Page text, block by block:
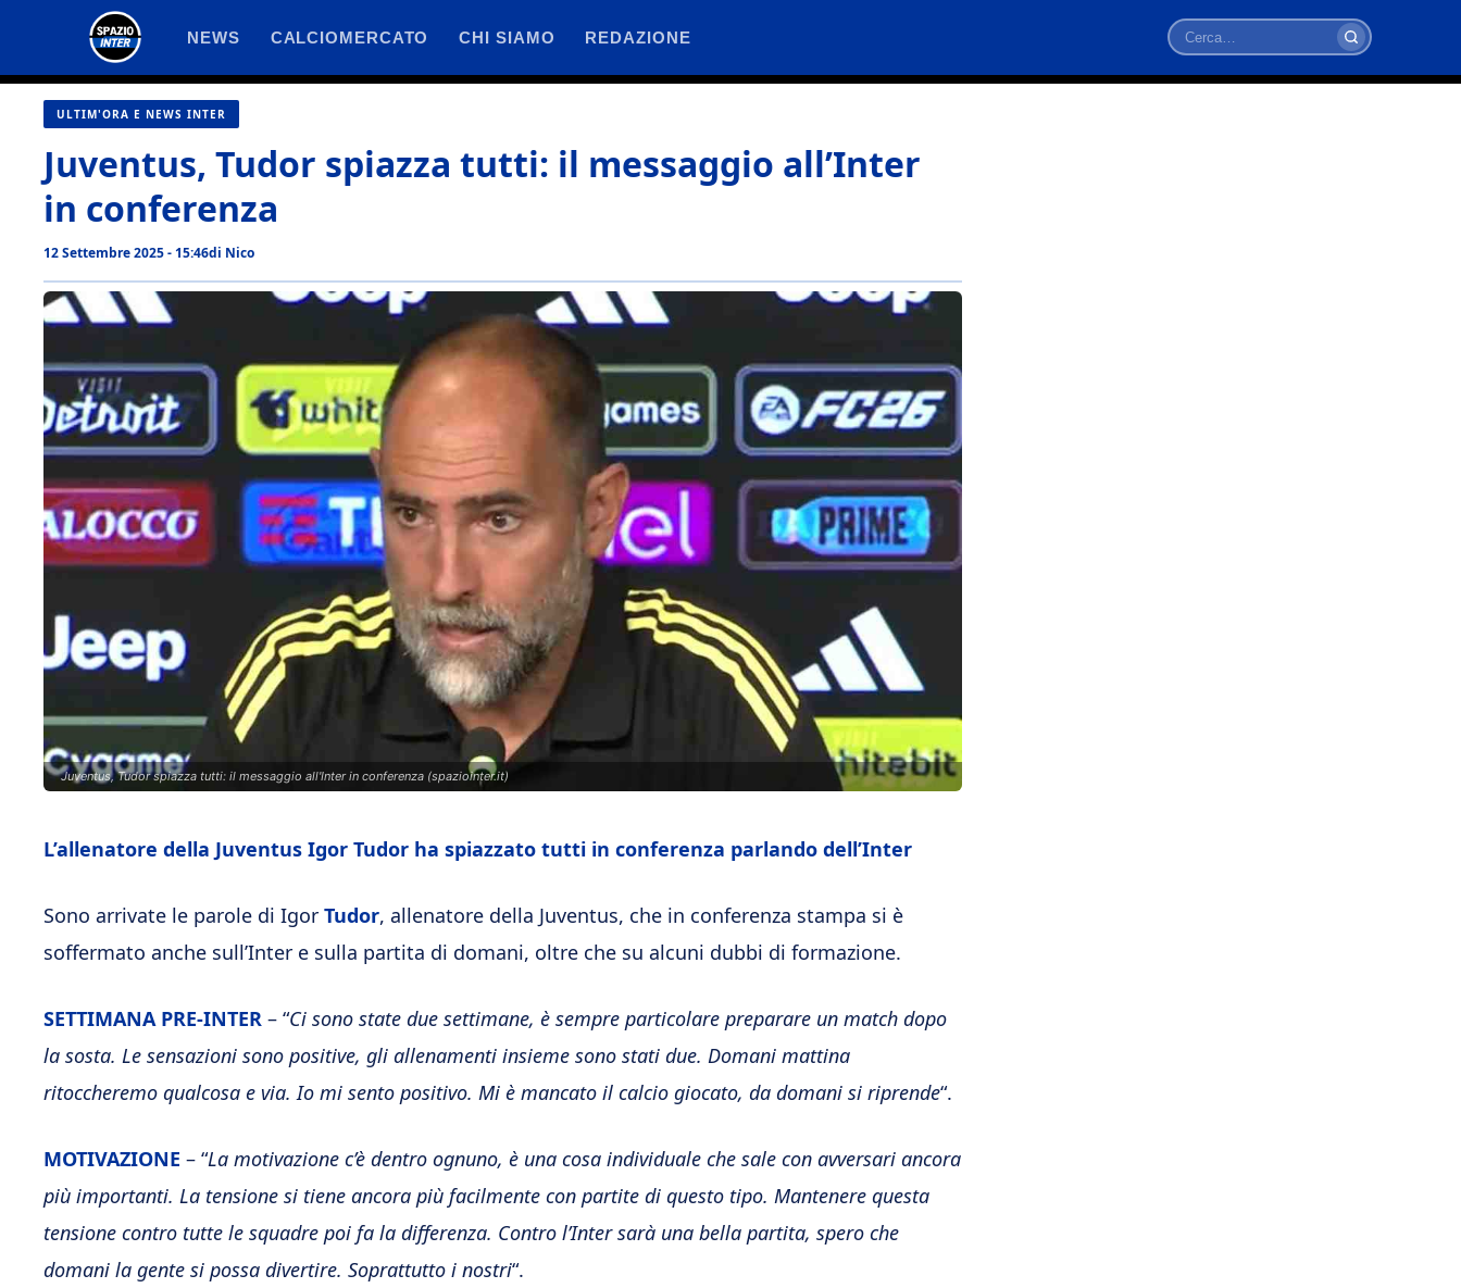
contenuto
NEWS CALCIOMERCATO CHI SIAMO REDAZIONE
Cerca
ULTIM'ORA E NEWS INTER
Juventus, Tudor spiazza tutti: il messaggio all’Inter
in conferenza
12 Settembre 2025 - 15:46di Nico
Juventus, Tudor spiazza tutti: il messaggio all'Inter in conferenza (spaziointer.it)
L’allenatore della Juventus Igor Tudor ha spiazzato tutti in conferenza parlando dell’Inter
Sono arrivate le parole di Igor Tudor, allenatore della Juventus, che in conferenza stampa si è
soffermato anche sull’Inter e sulla partita di domani, oltre che su alcuni dubbi di formazione.
SETTIMANA PRE-INTER – “Ci sono state due settimane, è sempre particolare preparare un match dopo
la sosta. Le sensazioni sono positive, gli allenamenti insieme sono stati due. Domani mattina
ritoccheremo qualcosa e via. Io mi sento positivo. Mi è mancato il calcio giocato, da domani si riprende“.
MOTIVAZIONE – “La motivazione c’è dentro ognuno, è una cosa individuale che sale con avversari ancora
più importanti. La tensione si tiene ancora più facilmente con partite di questo tipo. Mantenere questa
tensione contro tutte le squadre poi fa la differenza. Contro l’Inter sarà una bella partita, spero che
domani la gente si possa divertire. Soprattutto i nostri“.